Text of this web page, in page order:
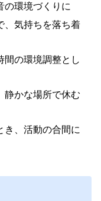
の環境づくりに
、気持ちを落ち着
間の環境調整とし
静かな場所で休む
き、活動の合間に